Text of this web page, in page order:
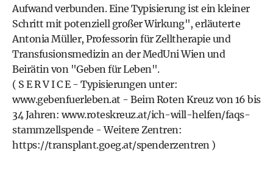
Aufwand verbunden. Eine Typisierung ist ein kleiner
Schritt mit potenziell großer Wirkung", erläuterte
Antonia Müller, Professorin für Zelltherapie und
Transfusionsmedizin an der MedUni Wien und
Beirätin von "Geben für Leben".
( S E R V I C E - Typisierungen unter:
www.gebenfuerleben.at - Beim Roten Kreuz von 16 bis
34 Jahren: www.roteskreuz.at/ich-will-helfen/faqs-
stammzellspende - Weitere Zentren:
https://transplant.goeg.at/spenderzentren)